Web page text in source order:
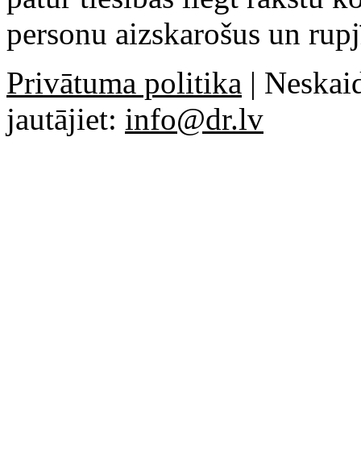
personu aizskarošus un
Privātuma politika |
jautājiet: info@dr.lv